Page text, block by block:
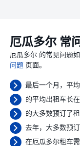
厄瓜多尔 常
厄瓜多尔 的常见问题
问题 页面。
最后一个月，平
的平均出租车长
的大多数预订了
去年，大多数预
在厄瓜多尔租车